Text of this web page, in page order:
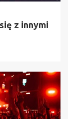
z innymi